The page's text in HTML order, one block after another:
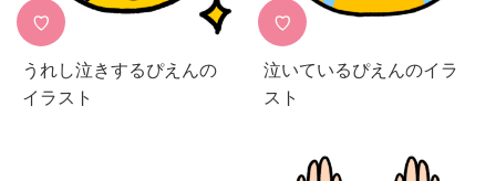
♡
うれし泣きするぴえんの
イラスト
♡
泣いているぴえんのイラ
スト